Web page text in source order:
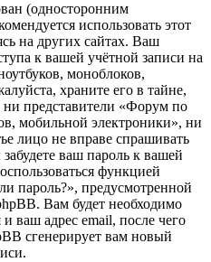
(односторонним
использовать этот
на других сайтах. Ваш
к вашей учётной записи на
моноблоков,
храните его в тайне,
ни представители «Форум по
мобильной электроники», ни
лицо не вправе спрашивать
ваш пароль к вашей
функцией
пароль?», предусмотренной
Вам будет необходимо
ваш адрес email, после чего
сгенерирует вам новый